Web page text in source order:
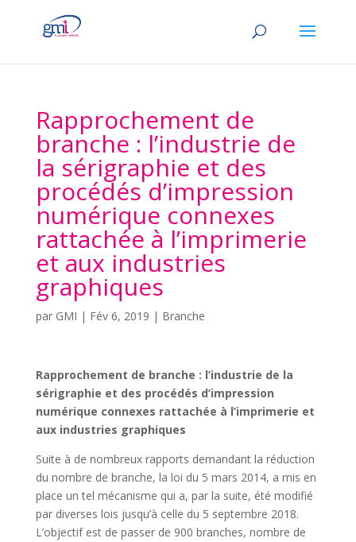
Rapprochement de
branche : l’industrie de
la sérigraphie et des
procédés d’impression
numérique connexes
rattachée à l’imprimerie
et aux industries
graphiques
par GMI | Fév 6, 2019 | Branche
Rapprochement de branche : l’industrie de la
sérigraphie et des procédés d’impression
numérique connexes rattachée à l’imprimerie et
aux industries graphiques
Suite à de nombreux rapports demandant la réduction
du nombre de branche, la loi du 5 mars 2014, a mis en
place un tel mécanisme qui a, par la suite, été modifié
par diverses lois jusqu’à celle du 5 septembre 2018.
L’objectif est de passer de 900 branches, nombre de